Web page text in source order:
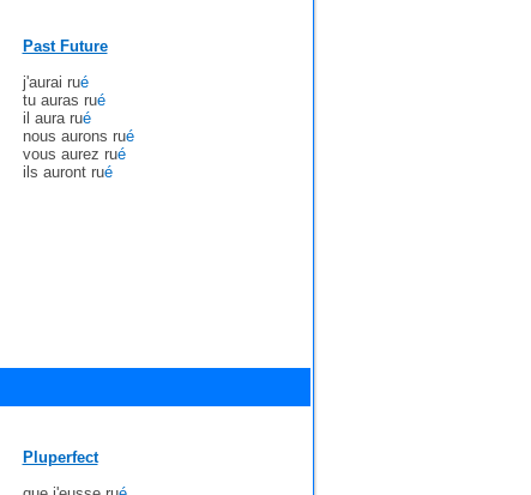
Past Future
j'aurai rué
tu auras rué
il aura rué
nous aurons rué
vous aurez rué
ils auront rué
Pluperfect